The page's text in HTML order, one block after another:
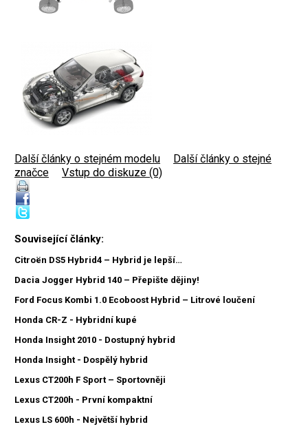
Další články o stejném modelu
Další články o stejné
značce
Vstup do diskuze (0)
Související články:
Citroën DS5 Hybrid4 – Hybrid je lepší…
Dacia Jogger Hybrid 140 – Přepište dějiny!
Ford Focus Kombi 1.0 Ecoboost Hybrid – Litrové loučení
Honda CR-Z - Hybridní kupé
Honda Insight 2010 - Dostupný hybrid
Honda Insight - Dospělý hybrid
Lexus CT200h F Sport – Sportovněji
Lexus CT200h - První kompaktní
Lexus LS 600h - Největší hybrid